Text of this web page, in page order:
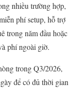
nhiều trường hợp,
phí setup, hỗ trợ
trong năm đầu hoặc
phí ngoài giờ.
trong Q3/2026,
để có đủ thời gian